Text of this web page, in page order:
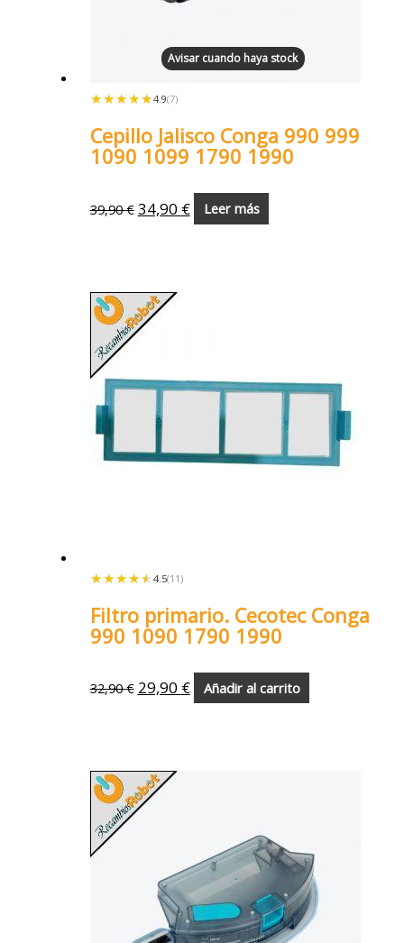
Avisar cuando haya stock
★★★★★
★★★★★4.9(7)
Cepillo Jalisco Conga 990 999
1090 1099 1790 1990
39,90€ 34,90 € Leer más
★★★★★
★★★★★ 4.5(11)
Filtro primario. Cecotec Conga
990 1090 1790 1990
32,90€ 29,90 € Añadir al carrito